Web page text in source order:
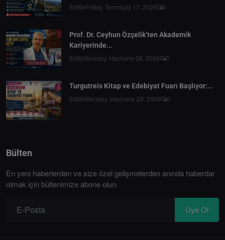
EditörFriday, Temmuzy 17, 2026 0
Prof. Dr. Ceyhun Özçelik’ten Akademik
Kariyerinde...
EditörSunday, Hazirane 28, 2026 0
Turgutreis Kitap ve Edebiyat Fuarı Başlıyor:...
EditörMonday, Hazirane 29, 2026 0
Bülten
En yeni haberlerden ve size özel gelişmelerden anında haberdar
olmak için bültenimize abone olun.
Üye Ol